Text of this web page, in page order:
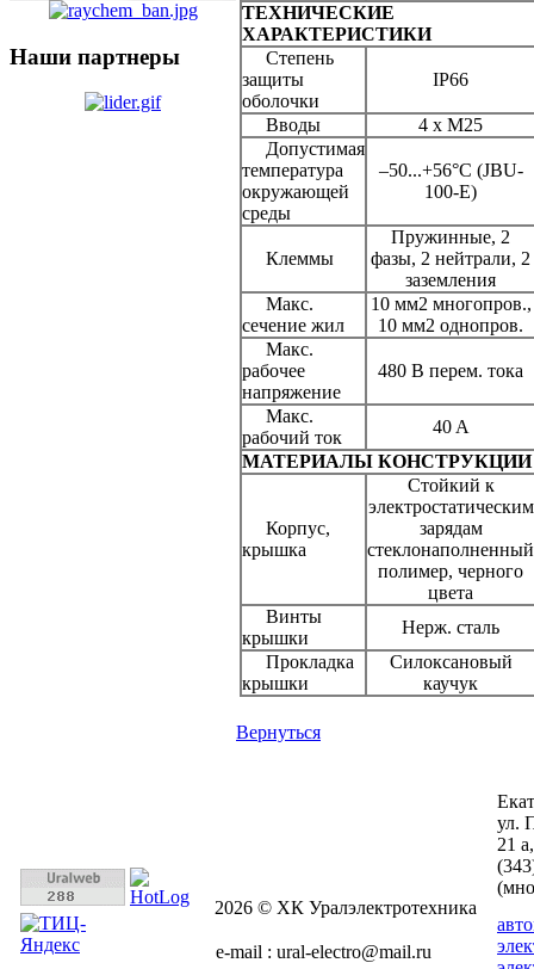
Наши партнеры
ТЕХНИЧЕСКИЕ
ХАРАКТЕРИСТИКИ
Степень
защиты
оболочки
IP66
Вводы
4 x M25
Допустимая
температура
окружающей
среды
–50...+56°C (JBU-
100-E)
Клеммы
Пружинные, 2
фазы, 2 нейтрали, 2
заземления
Макс.
сечение жил
10 мм2 многопров.,
10 мм2 однопров.
Макс.
рабочее
напряжение
480 В перем. тока
Макс.
рабочий ток
40 A
МАТЕРИАЛЫ КОНСТРУКЦИИ
Корпус,
крышка
Стойкий к
электростатическим
зарядам
стеклонаполненный
полимер, черного
цвета
Винты
крышки
Нерж. сталь
Прокладка
крышки
Силоксановый
каучук
Вернуться
2026 © ХК Уралэлектротехника
e-mail : ural-electro@mail.ru
ул.
21